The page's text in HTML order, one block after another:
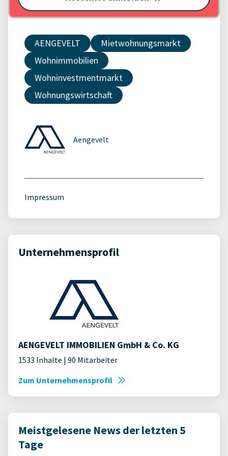
AENGEVELT
Mietwohnungsmarkt
Wohnimmobilien
Wohninvestmentmarkt
Wohnungswirtschaft
Aengevelt
Impressum
Unternehmensprofil
AENGEVELT IMMOBILIEN GmbH & Co. KG
1533 Inhalte | 90 Mitarbeiter
Zum Unternehmensprofil
Meistgelesene News der letzten 5
Tage